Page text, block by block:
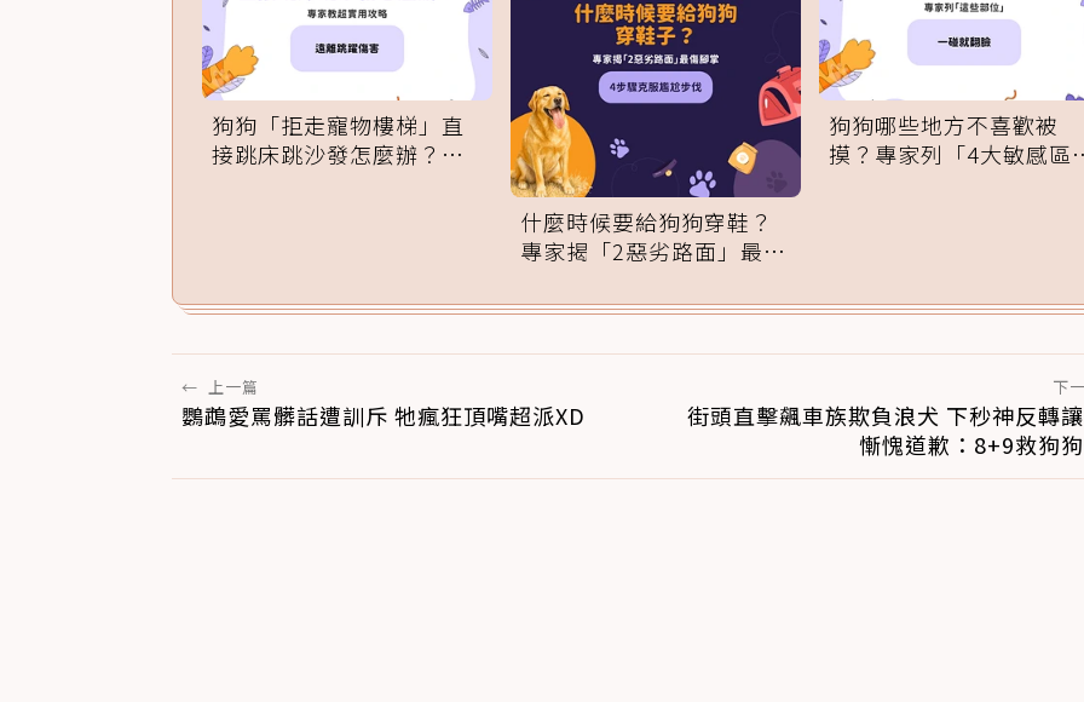
狗狗「拒走寵物樓梯」直
接跳床跳沙發怎麼辦？專
什麼時候要給狗狗穿鞋？
專家揭「2惡劣路面」最傷
狗狗哪些地方不喜歡被
摸？專家列「4大敏感區
← 上一篇
鸚鵡愛罵髒話遭訓斥 牠瘋狂頂嘴超派XD
下
街頭直擊飆車族欺負浪犬 下秒神反轉
慚愧道歉：8+9救狗